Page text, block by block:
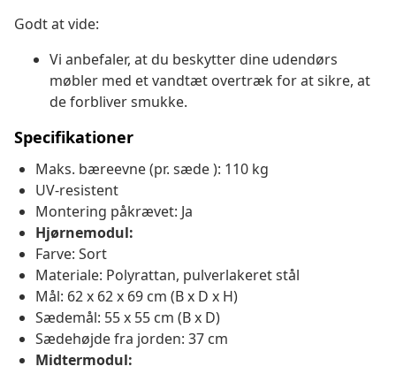
Godt at vide:
Vi anbefaler, at du beskytter dine udendørs
møbler med et vandtæt overtræk for at sikre, at
de forbliver smukke.
Specifikationer
Maks. bæreevne (pr. sæde ): 110 kg
UV-resistent
Montering påkrævet: Ja
Hjørnemodul:
Farve: Sort
Materiale: Polyrattan, pulverlakeret stål
Mål: 62 x 62 x 69 cm (B x D x H)
Sædemål: 55 x 55 cm (B x D)
Sædehøjde fra jorden: 37 cm
Midtermodul: